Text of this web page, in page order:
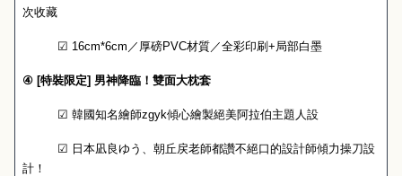
次收藏
☑ 16cm*6cm ／厚磅PVC材質／全彩印刷 +局部白墨
④ [特裝限定] 男神降臨！雙面大枕套
☑ 韓國知名繪師zgyk傾心繪製絕美阿拉伯主題人設
☑ 日本凪良ゆう、朝丘戻老師都讚不絕口的設計師傾力操刀設
計！